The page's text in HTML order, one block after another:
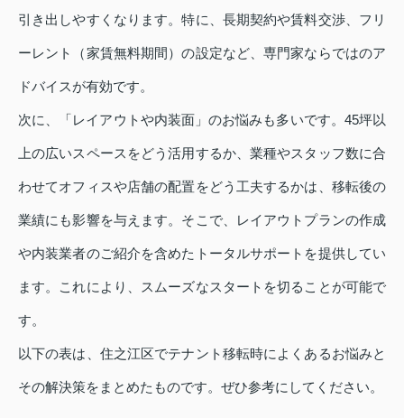
引き出しやすくなります。特に、長期契約や賃料交渉、フリ
ーレント（家賃無料期間）の設定など、専門家ならではのア
ドバイスが有効です。
次に、「レイアウトや内装面」のお悩みも多いです。45坪以
上の広いスペースをどう活用するか、業種やスタッフ数に合
わせてオフィスや店舗の配置をどう工夫するかは、移転後の
業績にも影響を与えます。そこで、レイアウトプランの作成
や内装業者のご紹介を含めたトータルサポートを提供してい
ます。これにより、スムーズなスタートを切ることが可能で
す。
以下の表は、住之江区でテナント移転時によくあるお悩みと
その解決策をまとめたものです。ぜひ参考にしてください。